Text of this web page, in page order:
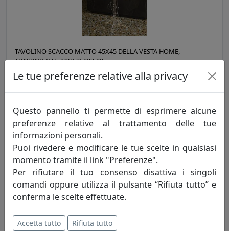
TAVOLINO SCACCO MATTO 45X45 DELLA VESTA HOME,
TRASPARENTE, COD 25003-00
Vesta Home
Le tue preferenze relative alla privacy
Questo pannello ti permette di esprimere alcune
preferenze relative al trattamento delle tue
informazioni personali.
Puoi rivedere e modificare le tue scelte in qualsiasi
momento tramite il link "Preferenze".
Per rifiutare il tuo consenso disattiva i singoli
comandi oppure utilizza il pulsante “Rifiuta tutto” e
conferma le scelte effettuate.
Accetta tutto Rifiuta tutto